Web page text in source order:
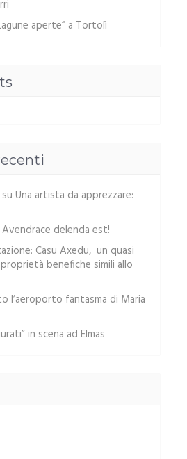
aperte” a Tortolì
su Una artista da apprezzare:
Avendrace delenda est!
Casu Axedu, un quasi
benefiche simili allo
l’aeroporto fantasma di Maria
in scena ad Elmas